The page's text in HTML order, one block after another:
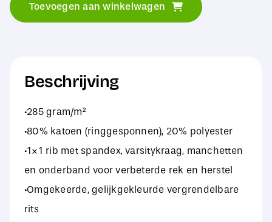
Midweight
Sweat
aantal
Toevoegen aan winkelwagen
Beschrijving
·285 gram/m²
·80% katoen (ringgesponnen), 20% polyester
·1×1 rib met spandex, varsitykraag, manchetten
en onderband voor verbeterde rek en herstel
·Omgekeerde, gelijkgekleurde vergrendelbare
rits